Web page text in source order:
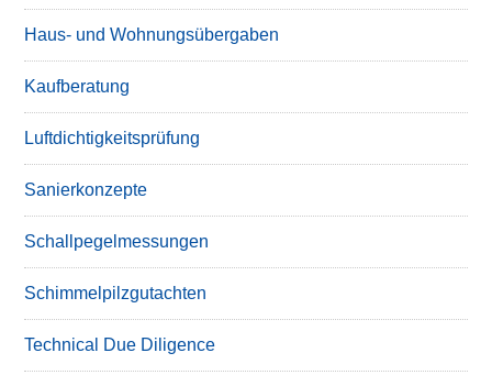
Haus- und Wohnungsübergaben
Kaufberatung
Luftdichtigkeitsprüfung
Sanierkonzepte
Schallpegelmessungen
Schimmelpilzgutachten
Technical Due Diligence